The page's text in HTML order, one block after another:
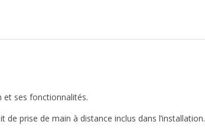
et ses fonctionnalités.
prise de main à distance inclus dans l’installation.